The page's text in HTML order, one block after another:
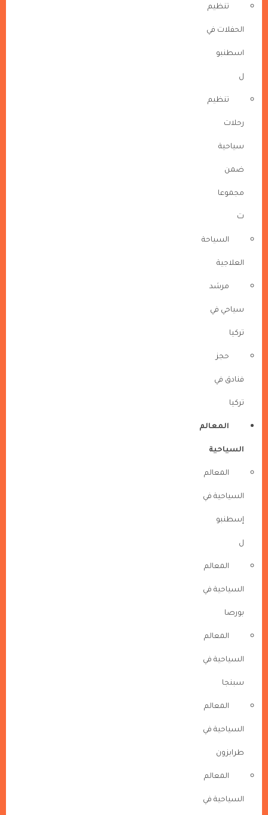
تنظيم
الحفلات في
اسطنبو
ل
تنظيم
رحلات
سياحية
ضمن
مجموعا
ت
السياحة
العلاجية
مرشد
سياحي في
تركيا
حجز
فنادق في
تركيا
المعالم
السياحية
المعالم
السياحية في
إسطنبو
ل
المعالم
السياحية في
بورصا
المعالم
السياحية في
سبنجا
المعالم
السياحية في
طرابزون
المعالم
السياحية في